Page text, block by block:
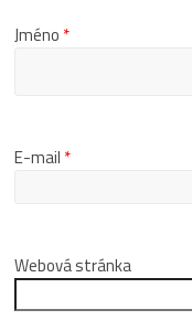
Jméno *
E-mail *
Webová stránka